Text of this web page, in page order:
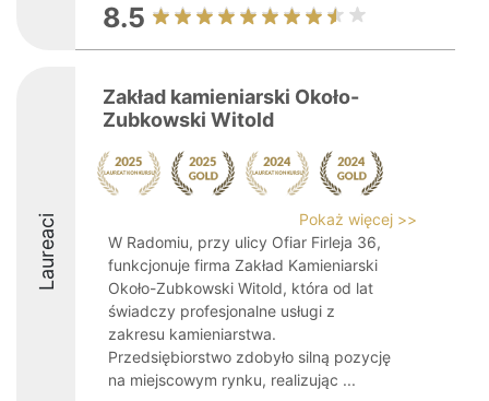
8.5
Laureaci
Zakład kamieniarski Około-
Zubkowski Witold
Pokaż więcej >>
W Radomiu, przy ulicy Ofiar Firleja 36,
funkcjonuje firma Zakład Kamieniarski
Około-Zubkowski Witold, która od lat
świadczy profesjonalne usługi z
zakresu kamieniarstwa.
Przedsiębiorstwo zdobyło silną pozycję
na miejscowym rynku, realizując ...